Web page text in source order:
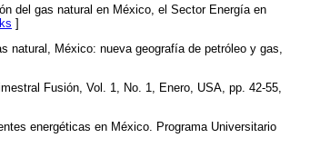
del gas natural en México, el Sector Energía en
]
natural, México: nueva geografía de petróleo y gas,
Fusión, Vol. 1, No. 1, Enero, USA, pp. 42-55,
energéticas en México. Programa Universitario